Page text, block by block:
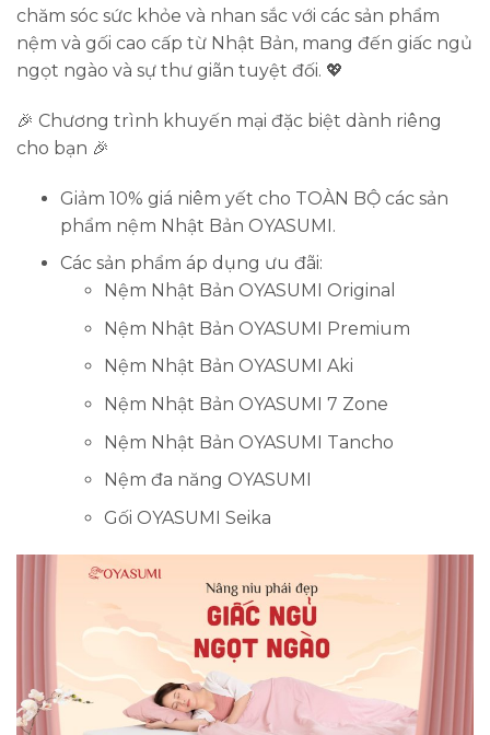
chăm sóc sức khỏe và nhan sắc với các sản phẩm
nệm và gối cao cấp từ Nhật Bản, mang đến giấc ngủ
ngọt ngào và sự thư giãn tuyệt đối. 💖
🎉 Chương trình khuyến mại đặc biệt dành riêng
cho bạn 🎉
Giảm 10% giá niêm yết cho TOÀN BỘ các sản
phẩm nệm Nhật Bản OYASUMI.
Các sản phẩm áp dụng ưu đãi:
Nệm Nhật Bản OYASUMI Original
Nệm Nhật Bản OYASUMI Premium
Nệm Nhật Bản OYASUMI Aki
Nệm Nhật Bản OYASUMI 7 Zone
Nệm Nhật Bản OYASUMI Tancho
Nệm đa năng OYASUMI
Gối OYASUMI Seika